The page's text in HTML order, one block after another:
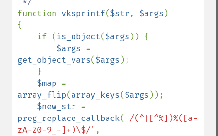
function vksprintf($str, $args )
{
    if (
is_object($args )) {
$args
get_object_vars($args );
$map
array_flip(array_keys($args ));
$new_str
preg_replace_callback( '/(^|[^%])%([a-
zA-Z0-9_-]+)\$/' ,